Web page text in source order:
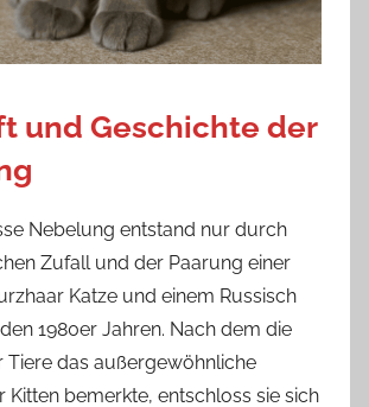
und Geschichte der
Nebelung entstand nur durch
Zufall und der Paarung einer
Katze und einem Russisch
1980er Jahren. Nach dem die
Tiere das außergewöhnliche
Kitten bemerkte, entschloss sie sich